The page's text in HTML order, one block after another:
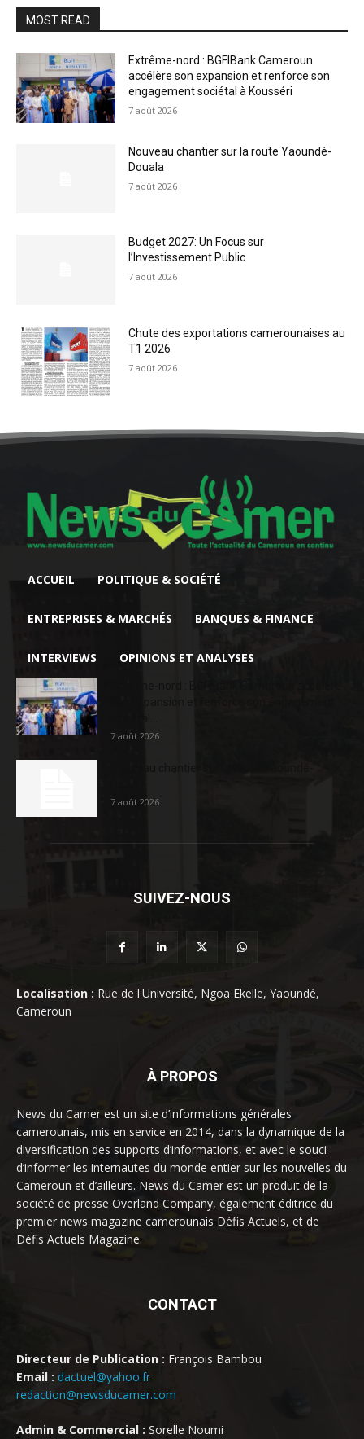
MOST READ
Extrême-nord : BGFIBank Cameroun
accélère son expansion et renforce son
engagement sociétal à Kousséri
7 août 2026
Nouveau chantier sur la route Yaoundé-
Douala
7 août 2026
Budget 2027: Un Focus sur
l’Investissement Public
7 août 2026
Chute des exportations camerounaises au
T1 2026
7 août 2026
ACCUEIL POLITIQUE & SOCIÉTÉ
ENTREPRISES & MARCHÉS BANQUES & FINANCE
INTERVIEWS OPINIONS ET ANALYSES
7 août 2026
7 août 2026
SUIVEZ-NOUS
Localisation : Rue de l'Université, Ngoa Ekelle, Yaoundé,
Cameroun
À PROPOS
News du Camer est un site d’informations générales
camerounais, mis en service en 2014, dans la dynamique de la
diversification des supports d’informations, et avec le souci
d’informer les internautes du monde entier sur les nouvelles du
Cameroun et d’ailleurs. News du Camer est un produit de la
société de presse Overland Company, également éditrice du
premier news magazine camerounais Défis Actuels, et de
Défis Actuels Magazine.
CONTACT
Directeur de Publication : François Bambou
Email : dactuel@yahoo.fr
redaction@newsducamer.com
Admin & Commercial : Sorelle Noumi